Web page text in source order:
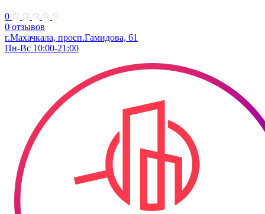
0
0 отзывов
г.Махачкала, просп.Гамидова, 61
Пн-Вс 10:00-21:00